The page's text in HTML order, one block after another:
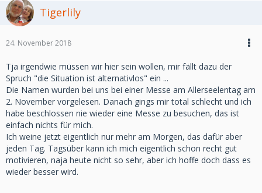
Tigerlily
24. November 2018
Tja irgendwie müssen wir hier sein wollen, mir fällt dazu der
Spruch "die Situation ist alternativlos" ein ...
Die Namen wurden bei uns bei einer Messe am Allerseelentag am
2. November vorgelesen. Danach gings mir total schlecht und ich
habe beschlossen nie wieder eine Messe zu besuchen, das ist
einfach nichts für mich.
Ich weine jetzt eigentlich nur mehr am Morgen, das dafür aber
jeden Tag. Tagsüber kann ich mich eigentlich schon recht gut
motivieren, naja heute nicht so sehr, aber ich hoffe doch dass es
wieder besser wird.